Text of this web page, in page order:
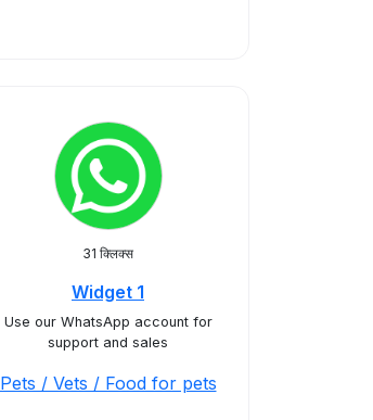
31 क्लिक्स
Widget 1
Use our WhatsApp account for
support and sales
Pets / Vets / Food for pets